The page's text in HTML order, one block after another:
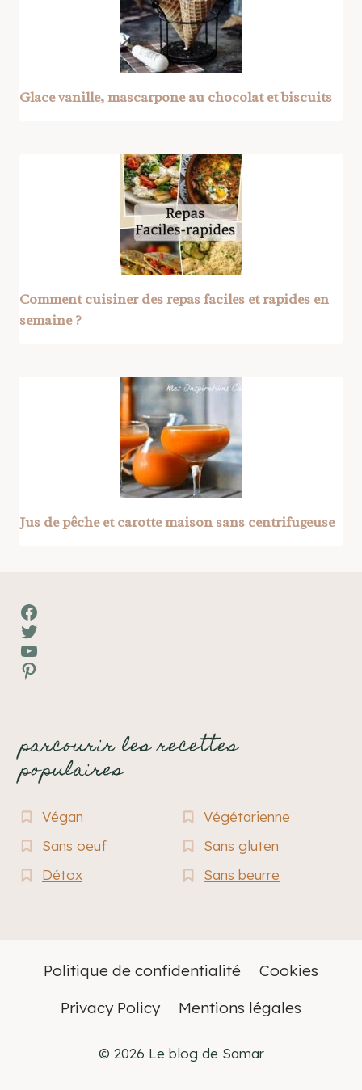
Glace vanille, mascarpone au chocolat et biscuits
Comment cuisiner des repas faciles et rapides en
semaine ?
Jus de pêche et carotte maison sans centrifugeuse
Facebook
Twitter
YouTube
Pinterest
parcourir les recettes
populaires
Végan
Végétarienne
Sans oeuf
Sans gluten
Détox
Sans beurre
Politique de confidentialité
Cookies
Privacy Policy
Mentions légales
© 2026 Le blog de Samar